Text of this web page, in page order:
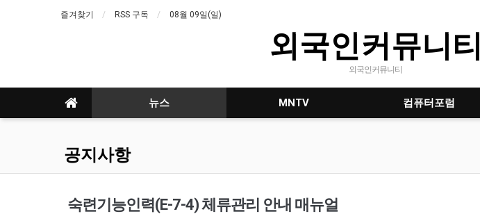
즐겨찾기 RSS 구독 08월 09일(일)
외국인커뮤니티
외국인커뮤니티
뉴스 MNTV 컴퓨터포럼
공지사항
숙련기능인력(E-7-4) 체류관리 안내 매뉴얼